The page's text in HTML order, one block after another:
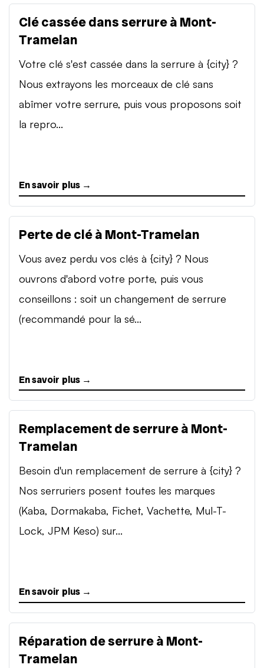
Clé cassée dans serrure à Mont-
Tramelan
Votre clé s'est cassée dans la serrure à {city} ?
Nous extrayons les morceaux de clé sans
abîmer votre serrure, puis vous proposons soit
la repro...
En savoir plus →
Perte de clé à Mont-Tramelan
Vous avez perdu vos clés à {city} ? Nous
ouvrons d'abord votre porte, puis vous
conseillons : soit un changement de serrure
(recommandé pour la sé...
En savoir plus →
Remplacement de serrure à Mont-
Tramelan
Besoin d'un remplacement de serrure à {city} ?
Nos serruriers posent toutes les marques
(Kaba, Dormakaba, Fichet, Vachette, Mul-T-
Lock, JPM Keso) sur...
En savoir plus →
Réparation de serrure à Mont-
Tramelan